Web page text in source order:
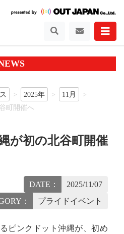
2025年
11月
町開催へ
が初の北谷町開催
DATE：
2025/11/07
：
プライドイベント
ピンクドット沖縄が、初め